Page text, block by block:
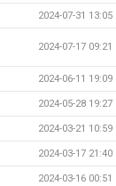
2024-07-31 13:05
2024-07-17 09:21
2024-06-11 19:09
2024-05-28 19:27
2024-03-21 10:59
2024-03-17 21:40
2024-03-16 00:51